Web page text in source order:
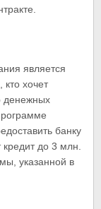
является
хочет
денежных
банку
до 3 млн.
указанной в